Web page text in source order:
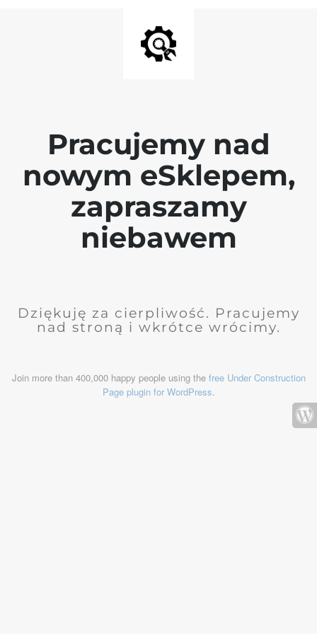
Pracujemy nad
nowym eSklepem,
zapraszamy
niebawem
Dziękuję za cierpliwość. Pracujemy
nad stroną i wkrótce wrócimy.
Join more than 400,000 happy people using the free Under Construction
Page plugin for WordPress.